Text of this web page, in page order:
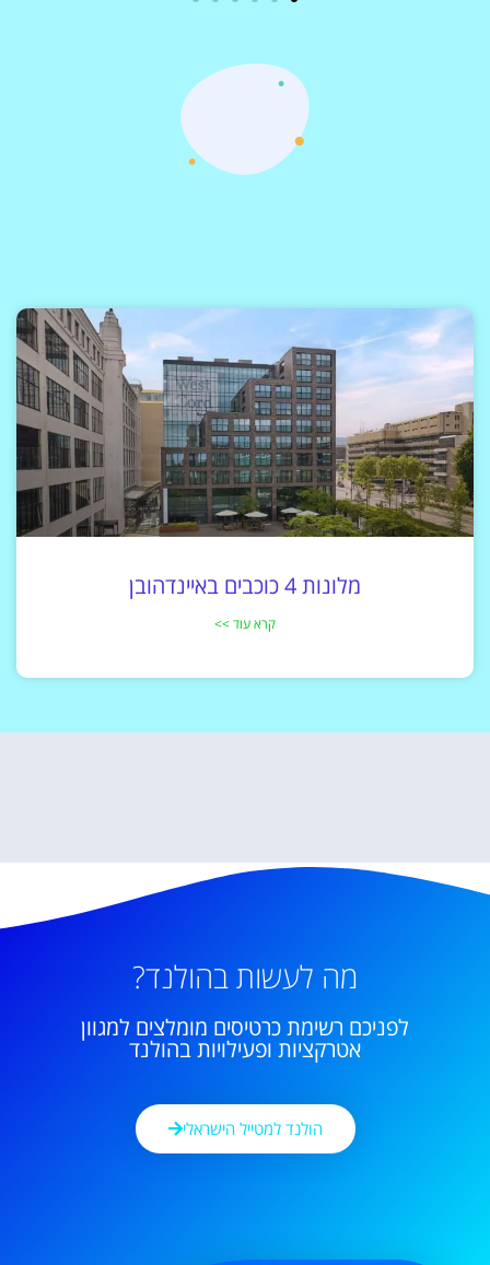
מלונות 4 כוכבים באיינדהובן
קרא עוד >>
מה לעשות בהולנד?
לפניכם רשימת כרטיסים מומלצים למגוון
אטרקציות ופעילויות בהולנד
הולנד למטייל הישראלי